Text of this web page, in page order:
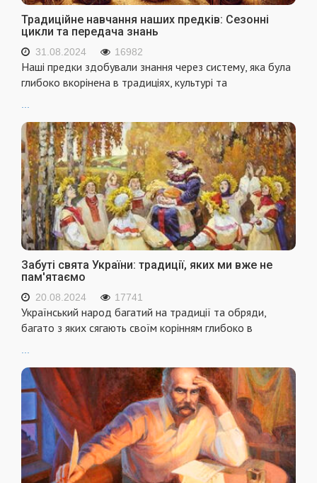
Традиційне навчання наших предків: Сезонні
цикли та передача знань
31.08.2024 16982
Наші предки здобували знання через систему, яка була
глибоко вкорінена в традиціях, культурі та
...
Забуті свята України: традиції, яких ми вже не
пам'ятаємо
20.08.2024 17741
Український народ багатий на традиції та обряди,
багато з яких сягають своїм корінням глибоко в